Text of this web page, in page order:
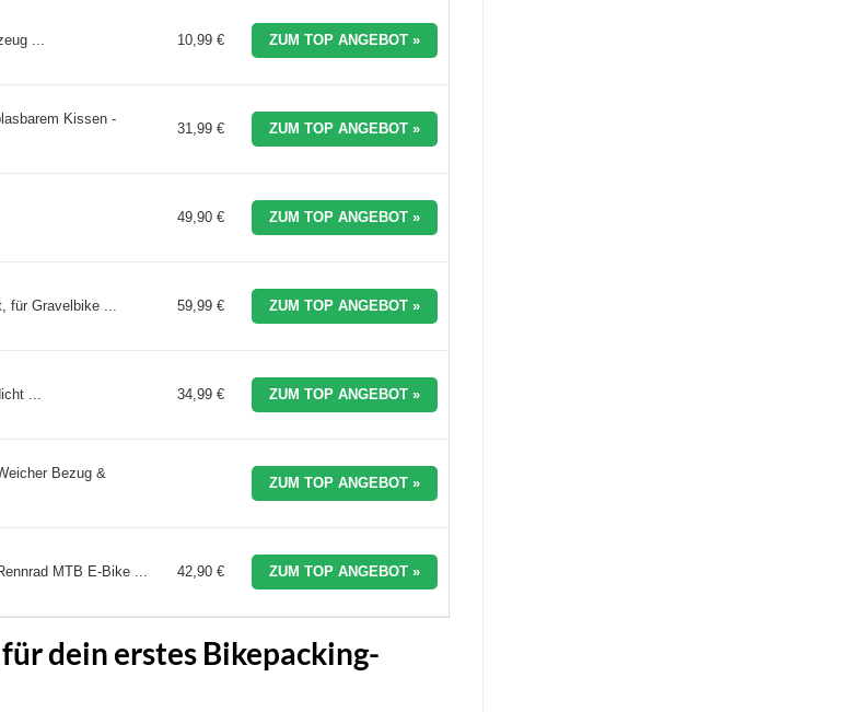
... 10,99 € ZUM TOP ANGEBOT »
Kissen -
31,99 € ZUM TOP ANGEBOT »
49,90 € ZUM TOP ANGEBOT »
Gravelbike ... 59,99 € ZUM TOP ANGEBOT »
... 34,99 € ZUM TOP ANGEBOT »
Bezug &
ZUM TOP ANGEBOT »
MTB E-Bike ... 42,90 € ZUM TOP ANGEBOT »
dein erstes Bikepacking-